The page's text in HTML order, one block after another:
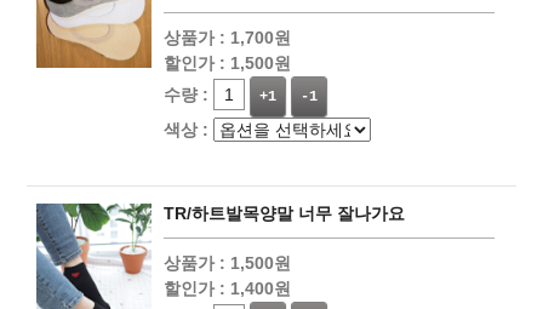
상품가 : 1,700원
할인가 : 1,500원
수량 :
+1 -1
색상 :
TR/하트발목양말 너무 잘나가요
상품가 : 1,500원
할인가 : 1,400원